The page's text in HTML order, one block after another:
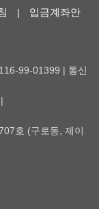
|
입금계좌안
99-01399 | 통신
호 (구로동, 제이